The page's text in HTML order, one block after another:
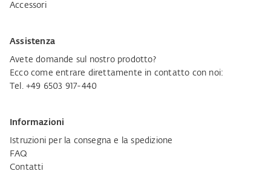
Accessori
Assistenza
Avete domande sul nostro prodotto?
Ecco come entrare direttamente in contatto con noi:
Tel. +49 6503 917-440
Informazioni
Istruzioni per la consegna e la spedizione
FAQ
Contatti